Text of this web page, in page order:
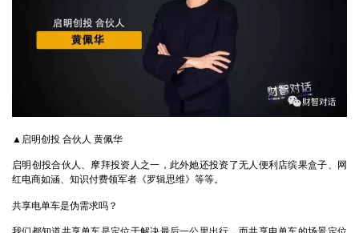
▲启明创投 合伙人 黄佩华
启明创投合伙人、摩拜投资人之一，此外她还投资了无人便利店缤果盒子、网
红电商如涵、知识付费领军者《罗辑思维》等等。
共享电单车是伪需求吗？